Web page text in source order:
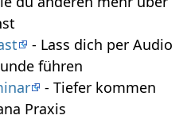
- Lass dich per Audio
führen
- Tiefer kommen
Praxis